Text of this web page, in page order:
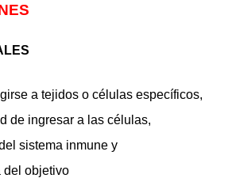
a tejidos o células específicos,
de ingresar a las células,
sistema inmune y
del objetivo